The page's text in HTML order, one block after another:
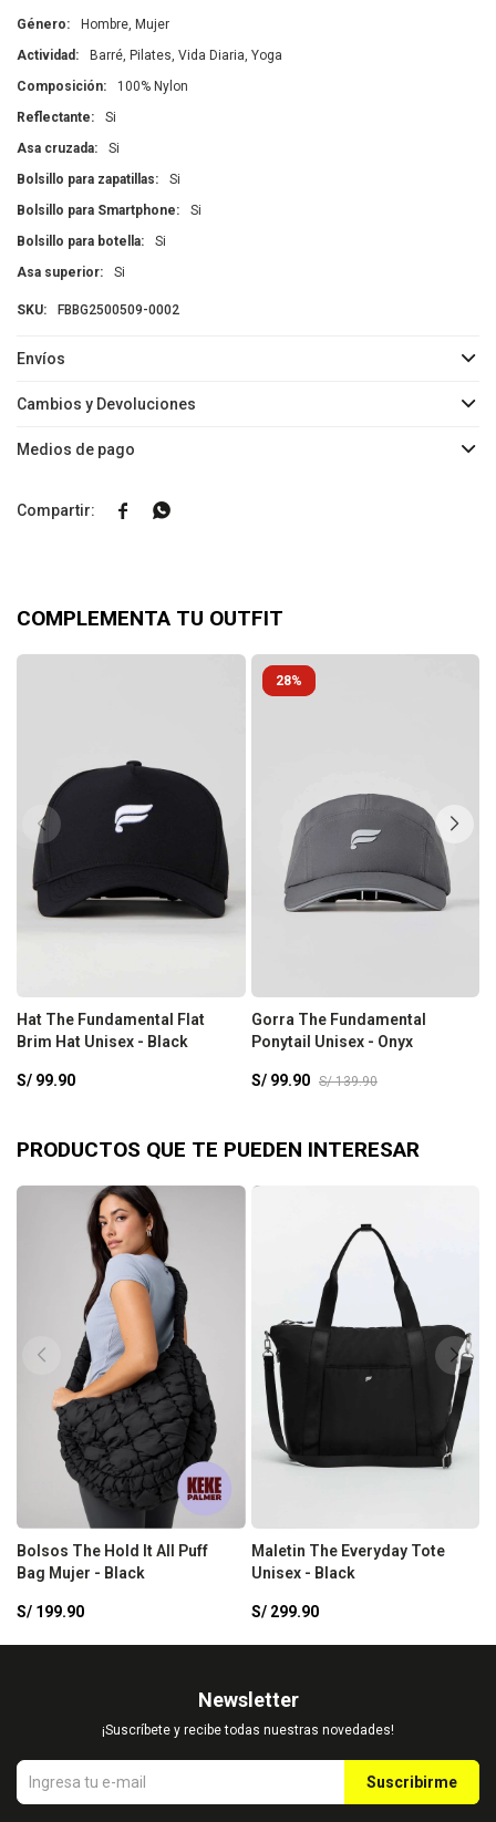
Género
Hombre, Mujer
Actividad
Barré, Pilates, Vida Diaria, Yoga
Composición
100% Nylon
Reflectante
Si
Asa cruzada
Si
Bolsillo para zapatillas
Si
Bolsillo para Smartphone
Si
Bolsillo para botella
Si
Asa superior
Si
FBBG2500509-0002
Envíos
Cambios y Devoluciones
Medios de pago
 
COMPLEMENTA TU OUTFIT
Hat The Fundamental Flat
Brim Hat Unisex - Black
S/ 99.90
28
Gorra The Fundamental
Ponytail Unisex - Onyx
S/ 99.90 S/ 139.90
PRODUCTOS QUE TE PUEDEN INTERESAR
Bolsos The Hold It All Puff
Bag Mujer - Black
S/ 199.90
Maletin The Everyday Tote
Unisex - Black
S/ 299.90
Newsletter
¡Suscríbete y recibe todas nuestras novedades!
Suscribirme